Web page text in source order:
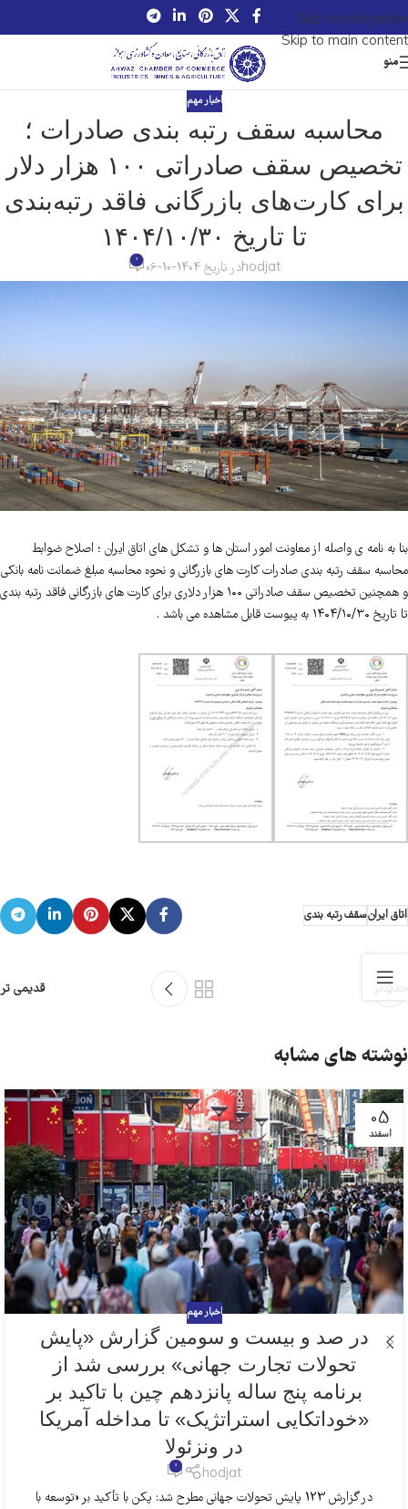
Skip to navigation
Skip to main content
منو
اخبار مهم
محاسبه سقف رتبه بندی صادرات ؛
تخصیص سقف صادراتی ۱۰۰ هزار دلار
برای کارت‌های بازرگانی فاقد رتبه‌بندی
تا تاریخ ۱۴۰۴/۱۰/۳۰
hodjatدر تاریخ 1404-10-06 0
بنا به نامه ی واصله از معاونت امور استان ها و تشکل های اتاق ایران ؛ اصلاح ضوابط
محاسبه سقف رتبه بندی صادرات کارت های بازرگانی و نحوه محاسبه مبلغ ضمانت نامه بانکی
و همچنین تخصیص سقف صادراتی ۱۰۰ هزار دلاری برای کارت های بازرگانی فاقد رتبه بندی
تا تاریخ ۱۴۰۴/۱۰/۳۰ به پیوست قابل مشاهده می باشد .
اتاق ایرانسقف رتبه بندی
جدیدتر قدیمی تر
نوشته های مشابه
05
اسفند
اخبار مهم
در صد و بیست و سومین گزارش «پایش
تحولات تجارت جهانی» بررسی شد از
برنامه پنج ساله پانزدهم چین با تاکید بر
«خوداتکایی استراتژیک» تا مداخله آمریکا
در ونزئولا
hodjat
0
در گزارش 123 پایش تحولات جهانی مطرح شد: پکن با تأکید بر «توسعه با